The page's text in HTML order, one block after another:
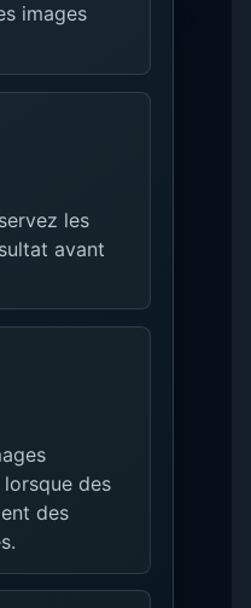
images
les
avant
des
des